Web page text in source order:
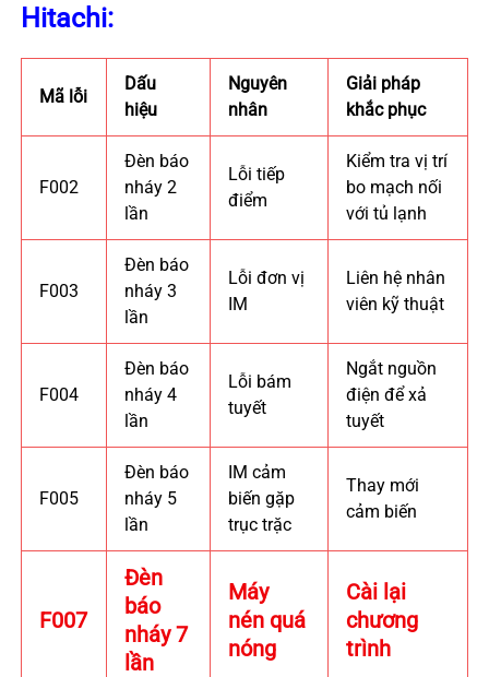
Hitachi:
Mã lỗi
Dấu
hiệu
Nguyên
nhân
Giải pháp
khắc phục
F002
Đèn báo
nháy 2
lần
Lỗi tiếp
điểm
Kiểm tra vị trí
bo mạch nối
với tủ lạnh
F003
Đèn báo
nháy 3
lần
Lỗi đơn vị
IM
Liên hệ nhân
viên kỹ thuật
F004
Đèn báo
nháy 4
lần
Lỗi bám
tuyết
Ngắt nguồn
điện để xả
tuyết
F005
Đèn báo
nháy 5
lần
IM cảm
biến gặp
trục trặc
Thay mới
cảm biến
F007
Đèn
báo
nháy 7
lần
Máy
nén quá
nóng
Cài lại
chương
trình